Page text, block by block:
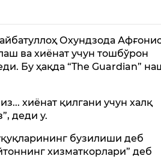
Охундзода
ва хиёнат учун тошбўрон
Бу ҳақда “The Guardian”
хиёнат қилгани учун халқ
деди у.
бузилиши деб
хизматкорлари” деб